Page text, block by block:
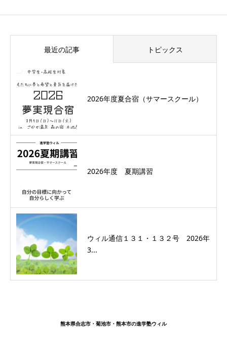
最近の記事 トピックス
2026年度夏合宿（サマースクール）
2026年度 夏期講習
ウィル通信１３１・１３２号 2026年
3...
熊本県合志市・菊池市・熊本市の進学塾ウィル